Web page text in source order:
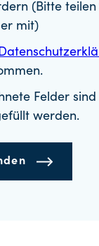
(Bitte teilen
mit)
Felder
werden.